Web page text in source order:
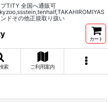
TITY 全国へ通販可
ドその他正規取り扱い
カート
索 ご利用案内